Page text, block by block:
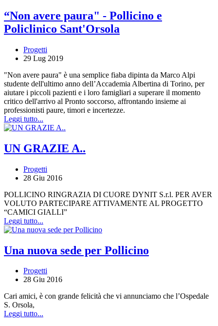
“Non avere paura" - Pollicino e
Policlinico Sant'Orsola
Progetti
29 Lug 2019
"Non avere paura" è una semplice fiaba dipinta da Marco Alpi
studente dell'ultimo anno dell’Accademia Albertina di Torino, per
aiutare i piccoli pazienti e i loro famigliari a superare il momento
critico dell'arrivo al Pronto soccorso, affrontando insieme ai
professionisti paure, timori e incertezze.
Leggi tutto...
UN GRAZIE A..
Progetti
28 Giu 2016
POLLICINO RINGRAZIA DI CUORE DYNIT S.r.l. PER AVER
VOLUTO PARTECIPARE ATTIVAMENTE AL PROGETTO
“CAMICI GIALLI”
Leggi tutto...
Una nuova sede per Pollicino
Progetti
28 Giu 2016
Cari amici, è con grande felicità che vi annunciamo che l’Ospedale
S. Orsola,
Leggi tutto...